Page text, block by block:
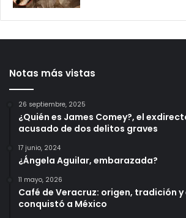
Notas más vistas
26 septiembre, 2025
¿Quién es James Comey?, el
acusado de dos delitos graves
17 junio, 2024
¿Ángela Aguilar, embarazada?
11 mayo, 2026
Café de Veracruz: origen, tradición y
conquistó a México